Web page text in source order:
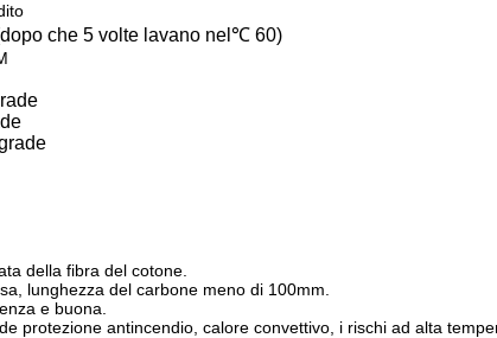
che 5 volte lavano nel ℃ 60)
della fibra del cotone.
lunghezza del carbone meno di 100mm.
e buona.
protezione antincendio, calore convettivo, i rischi ad alta